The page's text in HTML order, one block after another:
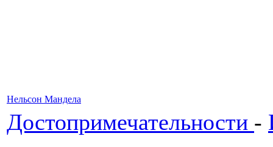
Нельсон Мандела
Достопримечательности -